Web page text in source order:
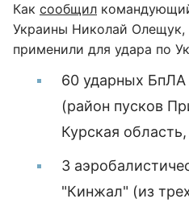
Как сообщил
Украины Николай Олещук,
применили для удара по
60 ударных БпЛА
(район пусков
Курская
3
"Кинжал" (из